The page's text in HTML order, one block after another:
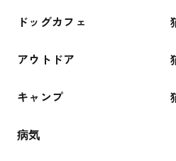
ドッグカフェ
アウトドア
キャンプ
病気